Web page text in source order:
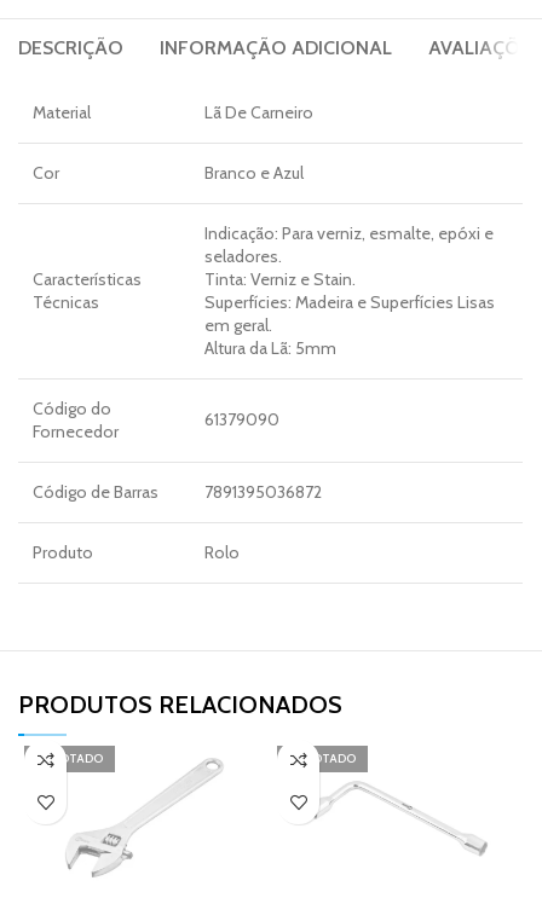
DESCRIÇÃO INFORMAÇÃO ADICIONAL
Material Lã De Carneiro
Cor Branco e Azul
Características
Técnicas
Indicação: Para verniz, esmalte, epóxi e
seladores.
Tinta: Verniz e Stain.
Superfícies: Madeira e Superfícies Lisas
em geral.
Altura da Lã: 5mm
Código do
Fornecedor
61379090
Código de Barras 7891395036872
Produto Rolo
PRODUTOS RELACIONADOS​
ESGOTADO ESGOTADO